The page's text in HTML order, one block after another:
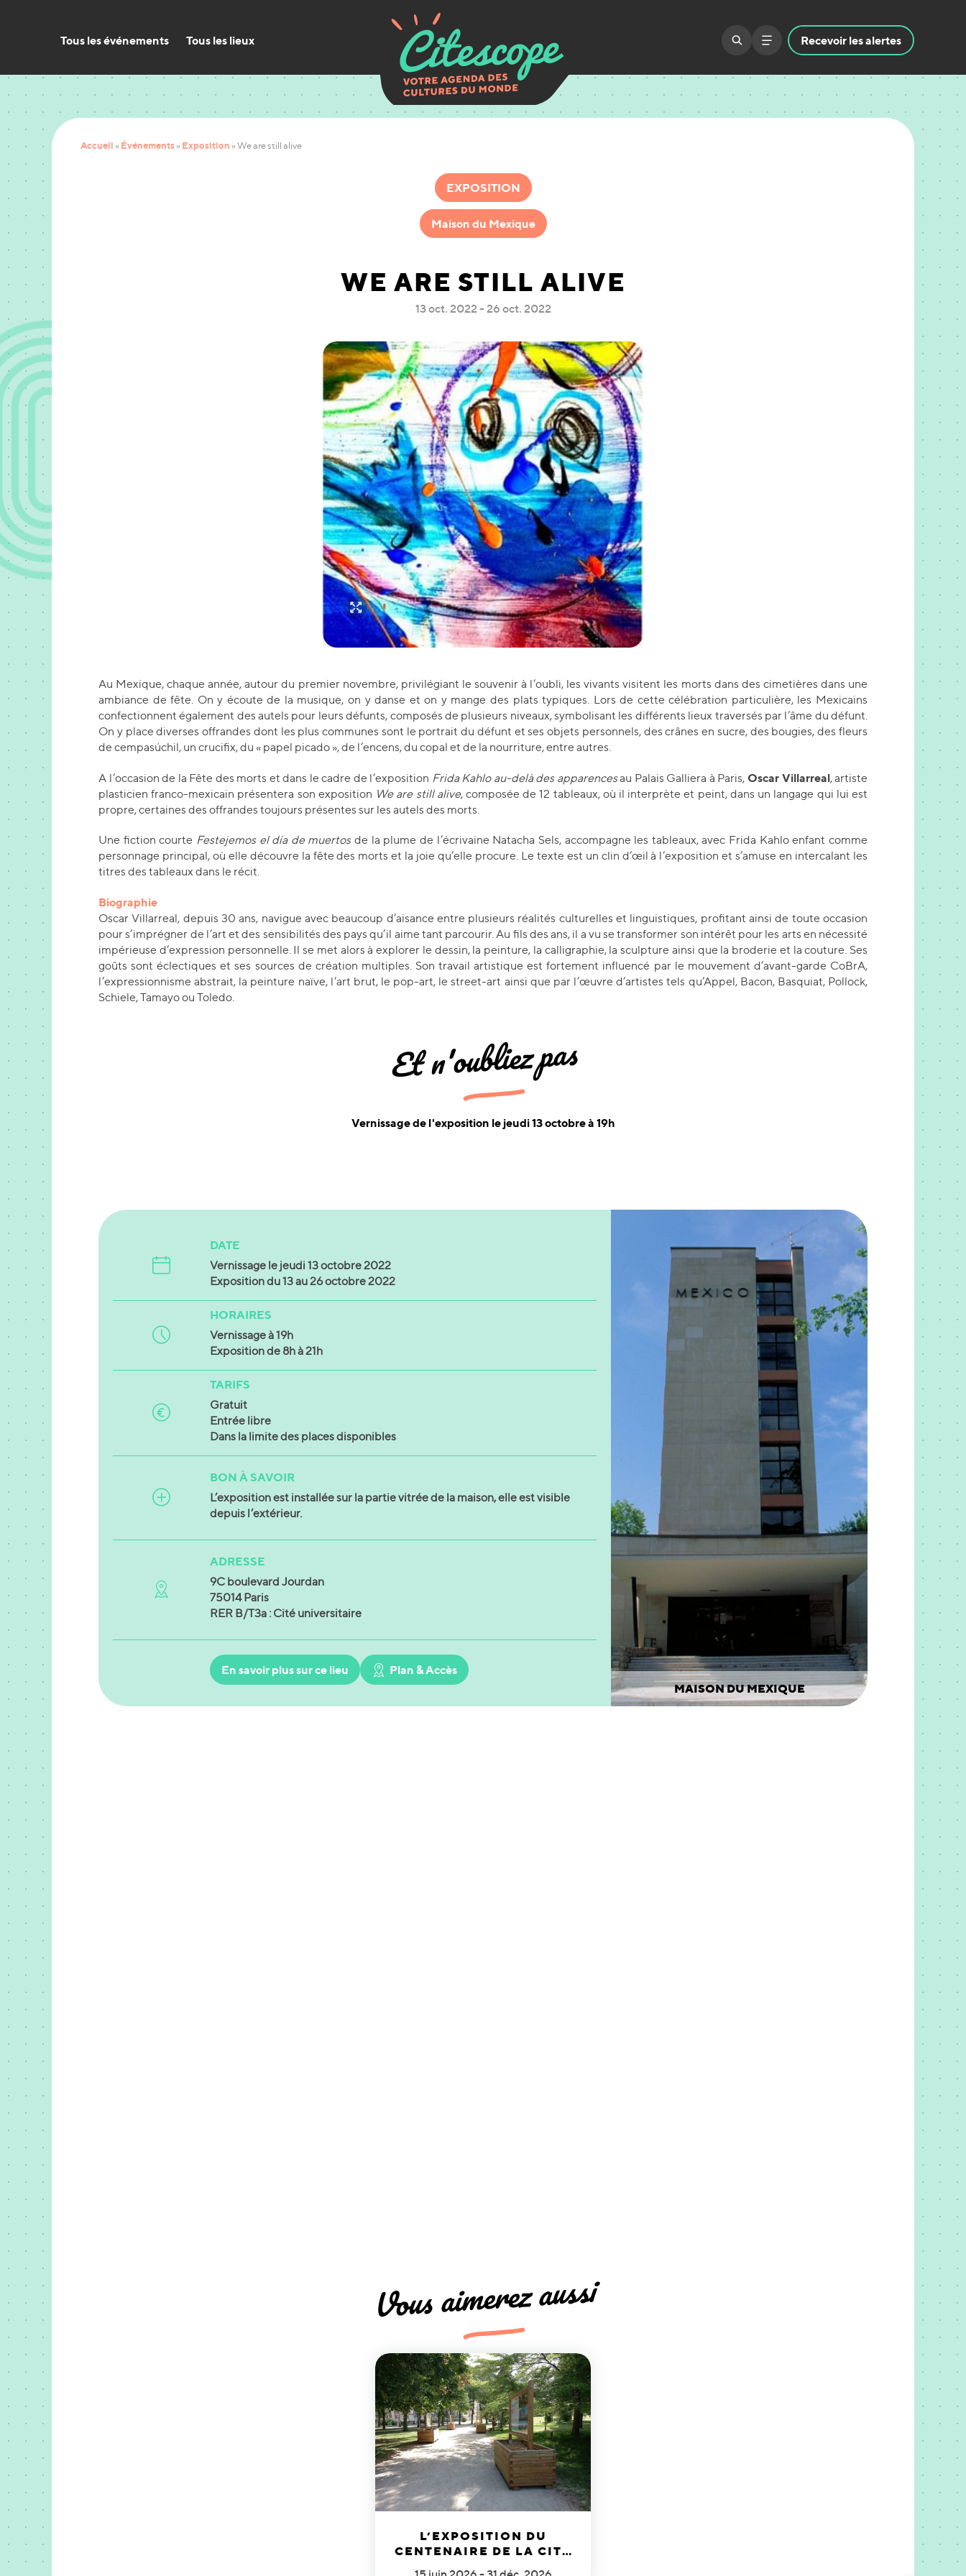
Tous les événements Tous les lieux Recevoir les alertes
Accueil » Événements » Exposition » We are still alive
EXPOSITION
Maison du Mexique
WE ARE STILL ALIVE
13 oct. 2022 - 26 oct. 2022
Au Mexique, chaque année, autour du premier novembre, privilégiant le souvenir à l’oubli, les vivants visitent les morts dans des cimetières dans une
ambiance de fête. On y écoute de la musique, on y danse et on y mange des plats typiques. Lors de cette célébration particulière, les Mexicains
confectionnent également des autels pour leurs défunts, composés de plusieurs niveaux, symbolisant les différents lieux traversés par l’âme du défunt.
On y place diverses offrandes dont les plus communes sont le portrait du défunt et ses objets personnels, des crânes en sucre, des bougies, des fleurs
de cempasúchil, un crucifix, du « papel picado », de l’encens, du copal et de la nourriture, entre autres.
A l’occasion de la Fête des morts et dans le cadre de l’exposition Frida Kahlo au-delà des apparencesau Palais Galliera à Paris, Oscar Villarreal, artiste
plasticien franco-mexicain présentera son exposition We are still alive, composée de 12 tableaux, où il interprète et peint, dans un langage qui lui est
propre, certaines des offrandes toujours présentes sur les autels des morts.
Une fiction courte Festejemos el día de muertosde la plume de l’écrivaine Natacha Sels, accompagne les tableaux, avec Frida Kahlo enfant comme
personnage principal, où elle découvre la fête des morts et la joie qu’elle procure. Le texte est un clin d’œil à l’exposition et s’amuse en intercalant les
titres des tableaux dans le récit.
Biographie
Oscar Villarreal, depuis 30 ans, navigue avec beaucoup d’aisance entre plusieurs réalités culturelles et linguistiques, profitant ainsi de toute occasion
pour s’imprégner de l’art et des sensibilités des pays qu’il aime tant parcourir. Au fils des ans, il a vu se transformer son intérêt pour les arts en nécessité
impérieuse d’expression personnelle. Il se met alors à explorer le dessin, la peinture, la calligraphie, la sculpture ainsi que la broderie et la couture. Ses
goûts sont éclectiques et ses sources de création multiples. Son travail artistique est fortement influencé par le mouvement d’avant-garde CoBrA,
l’expressionnisme abstrait, la peinture naïve, l’art brut, le pop-art, le street-art ainsi que par l’œuvre d’artistes tels qu’Appel, Bacon, Basquiat, Pollock,
Schiele, Tamayo ou Toledo.
Et n'oubliez pas
Vernissage de l'exposition le jeudi 13 octobre à 19h
DATE
Vernissage le jeudi 13 octobre 2022
Exposition du 13 au 26 octobre 2022
HORAIRES
Vernissage à 19h
Exposition de 8h à 21h
TARIFS
Gratuit
Entrée libre
Dans la limite des places disponibles
BON À SAVOIR
L’exposition est installée sur la partie vitrée de la maison, elle est visible
depuis l’extérieur.
ADRESSE
9C boulevard Jourdan
75014 Paris
RER B/T3a : Cité universitaire
En savoir plus sur ce lieu
Plan & Accès
MAISON DU MEXIQUE
Vous aimerez aussi
L’EXPOSITION DU
CENTENAIRE DE LA CITÉ